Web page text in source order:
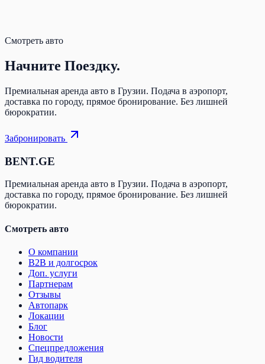
Смотреть авто
Начните Поездку.
Премиальная аренда авто в Грузии. Подача в аэропорт,
доставка по городу, прямое бронирование. Без лишней
бюрократии.
Забронировать
BENT.GE
Премиальная аренда авто в Грузии. Подача в аэропорт,
доставка по городу, прямое бронирование. Без лишней
бюрократии.
Смотреть авто
О компании
B2B и долгосрок
Доп. услуги
Партнерам
Отзывы
Автопарк
Локации
Блог
Новости
Спецпредложения
Гид водителя